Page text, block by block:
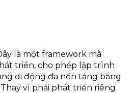
là một framework mã
triển, cho phép lập trình
di động đa nền tảng bằng
vì phải phát triển riêng